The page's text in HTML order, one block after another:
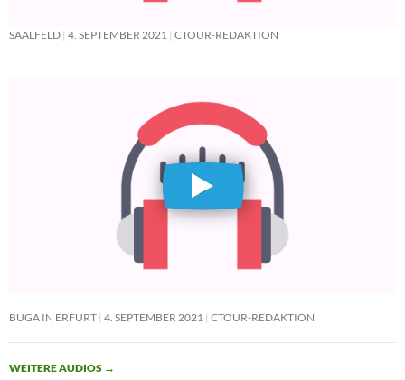
SAALFELD 4. SEPTEMBER 2021 CTOUR-REDAKTION
BUGA IN ERFURT 4. SEPTEMBER 2021 CTOUR-REDAKTION
WEITERE AUDIOS →